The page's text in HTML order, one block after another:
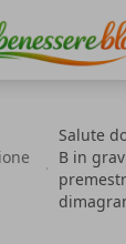
Salute
B in